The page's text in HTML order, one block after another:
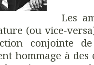
Les
(ou vice-
conjointe
hommage à